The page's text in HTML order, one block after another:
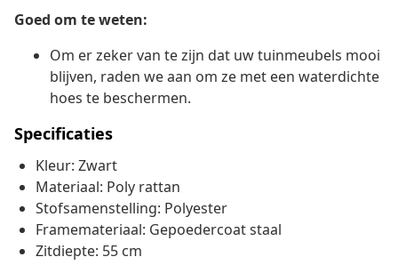
Goed om te weten:
Om er zeker van te zijn dat uw tuinmeubels mooi
blijven, raden we aan om ze met een waterdichte
hoes te beschermen.
Specificaties
Kleur: Zwart
Materiaal: Poly rattan
Stofsamenstelling: Polyester
Framemateriaal: Gepoedercoat staal
Zitdiepte: 55 cm